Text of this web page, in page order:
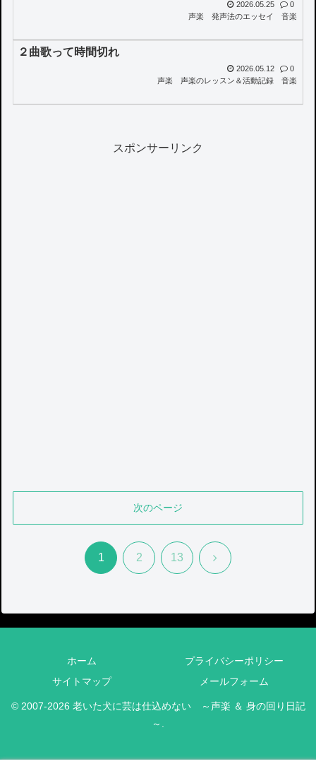
2026.05.25
0
声楽
発声法のエッセイ 音楽
２曲歌って時間切れ
2026.05.12
0
声楽
声楽のレッスン＆活動記録 音楽
スポンサーリンク
次のページ
1 2 13 次
ホーム
プライバシーポリシー
サイトマップ
メールフォーム
© 2007-2026 老いた犬に芸は仕込めない ～声楽 ＆ 身の回り日記
～.